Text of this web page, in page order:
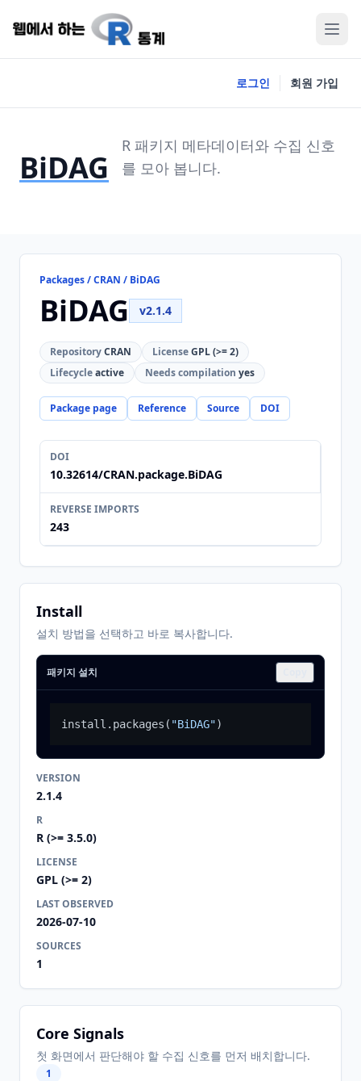
로그인 회원 가입
BiDAG
R 패키지 메타데이터와 수집 신호
를 모아 봅니다.
Packages / CRAN / BiDAG
BiDAG v2.1.4
RepositoryCRAN LicenseGPL (>= 2)
Lifecycleactive Needs compilation yes
Package page Reference Source DOI
DOI
10.32614/CRAN.package.BiDAG
REVERSE IMPORTS
243
Install
설치 방법을 선택하고 바로 복사합니다.
패키지 설치
install.packages ( "BiDAG")
VERSION
2.1.4
R
R (>= 3.5.0)
LICENSE
GPL (>= 2)
LAST OBSERVED
2026-07-10
SOURCES
1
Core Signals
첫 화면에서 판단해야 할 수집 신호를 먼저 배치합니다.
1